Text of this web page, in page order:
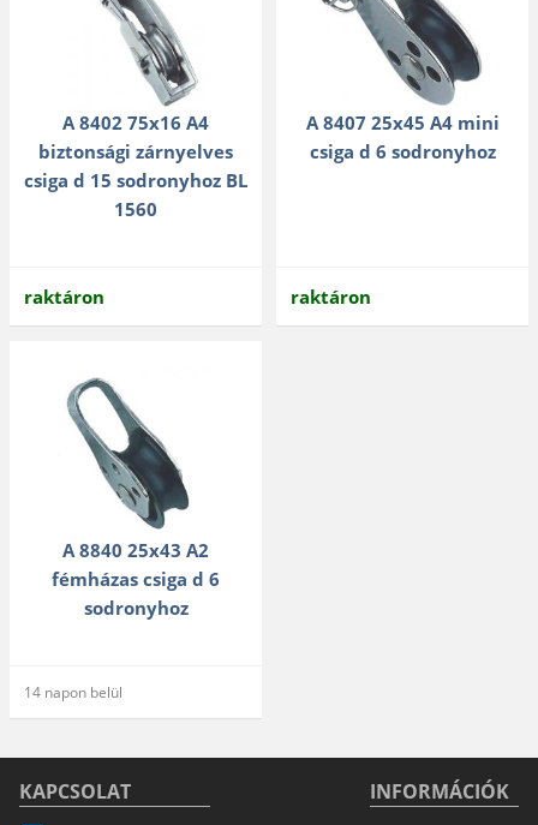
A 8402 75x16 A4
biztonsági zárnyelves
csiga d 15 sodronyhoz BL
1560
raktáron
A 8407 25x45 A4 mini
csiga d 6 sodronyhoz
raktáron
A 8840 25x43 A2
fémházas csiga d 6
sodronyhoz
14 napon belül
KAPCSOLAT INFORMÁCIÓK